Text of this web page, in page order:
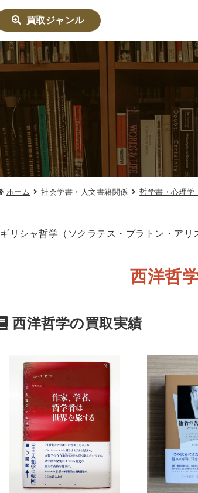
買取ジャンル
社会学書・人文書籍関係
哲学書・心理学・思想書
他哲学書 倫理学・道徳 宗教書
言語学
論理学
政治・法学書
世界史 他歴史地理学 地図・地理・
マーケティング・セールス
アート・建築・デザイン・音楽
彫刻・工芸
日本の伝統文化 東洋
理工書関係
科学書・工学書・コンピュータ書籍
宇宙学・天文学 数学書
電気・通信
IT・テクノロジー・コンピ
医学書・東洋医学書
ホーム 社会学書・人文書籍関係 哲学書・心理学
ギリシャ哲学（ソクラテス・プラトン・ア
西洋哲
西洋哲学の買取実績